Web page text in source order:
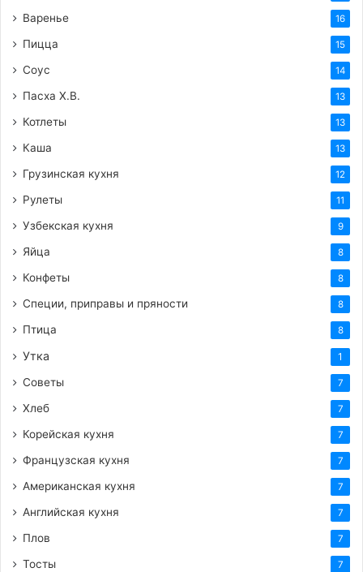
Варенье 16
Пицца 15
Соус 14
Пасха Х.В. 13
Котлеты 13
Каша 13
Грузинская кухня 12
Рулеты 11
Узбекская кухня 9
Яйца 8
Конфеты 8
Специи, приправы и пряности 8
Птица 8
Утка 1
Советы 7
Хлеб 7
Корейская кухня 7
Французская кухня 7
Американская кухня 7
Английская кухня 7
Плов 7
Тосты 7